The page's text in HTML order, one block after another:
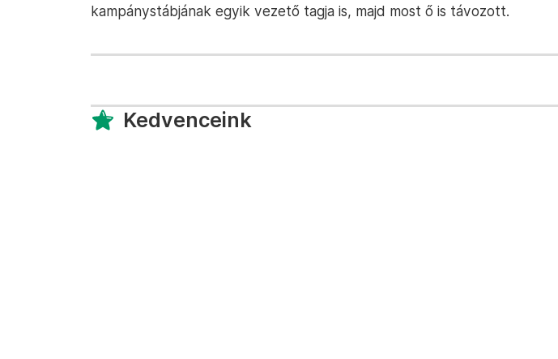
kampánystábjának egyik vezető tagja is, majd most ő is távozott.
Kedvenceink